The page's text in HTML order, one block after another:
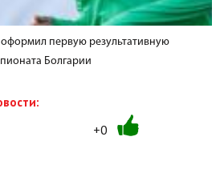
первую результативную
Болгарии
+0